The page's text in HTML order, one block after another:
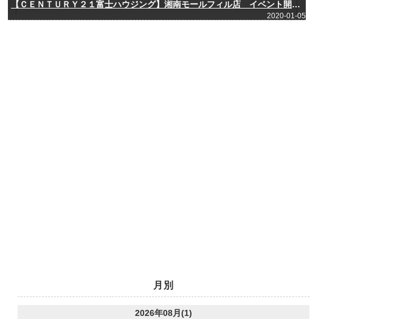
【ＣＥＮＴＵＲＹ２１富士ハウジング】湘南モールフィル店 イベント開催(^^♪
2020-01-05
月別
2026年08月(1)